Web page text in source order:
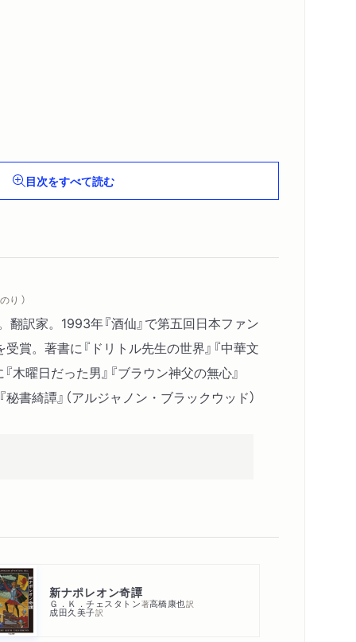
目次をすべて読む
り ）
訳家。1993年『酒仙』で第五回日本ファン
賞。著書に『ドリトル先生の世界』『中華文
木曜日だった男』『ブラウン神父の無心』
秘書綺譚』（アルジャノン・ブラックウッド）
新ナポレオン奇譚
Ｇ．Ｋ．チェスタトン著高橋康也訳
成田久美子訳